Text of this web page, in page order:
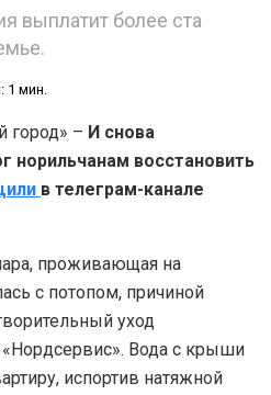
выплатит более ста
1 мин.
– И снова
норильчанам восстановить
в телеграм-канале
проживающая на
с потопом, причиной
уход
Вода с крыши
испортив натяжной